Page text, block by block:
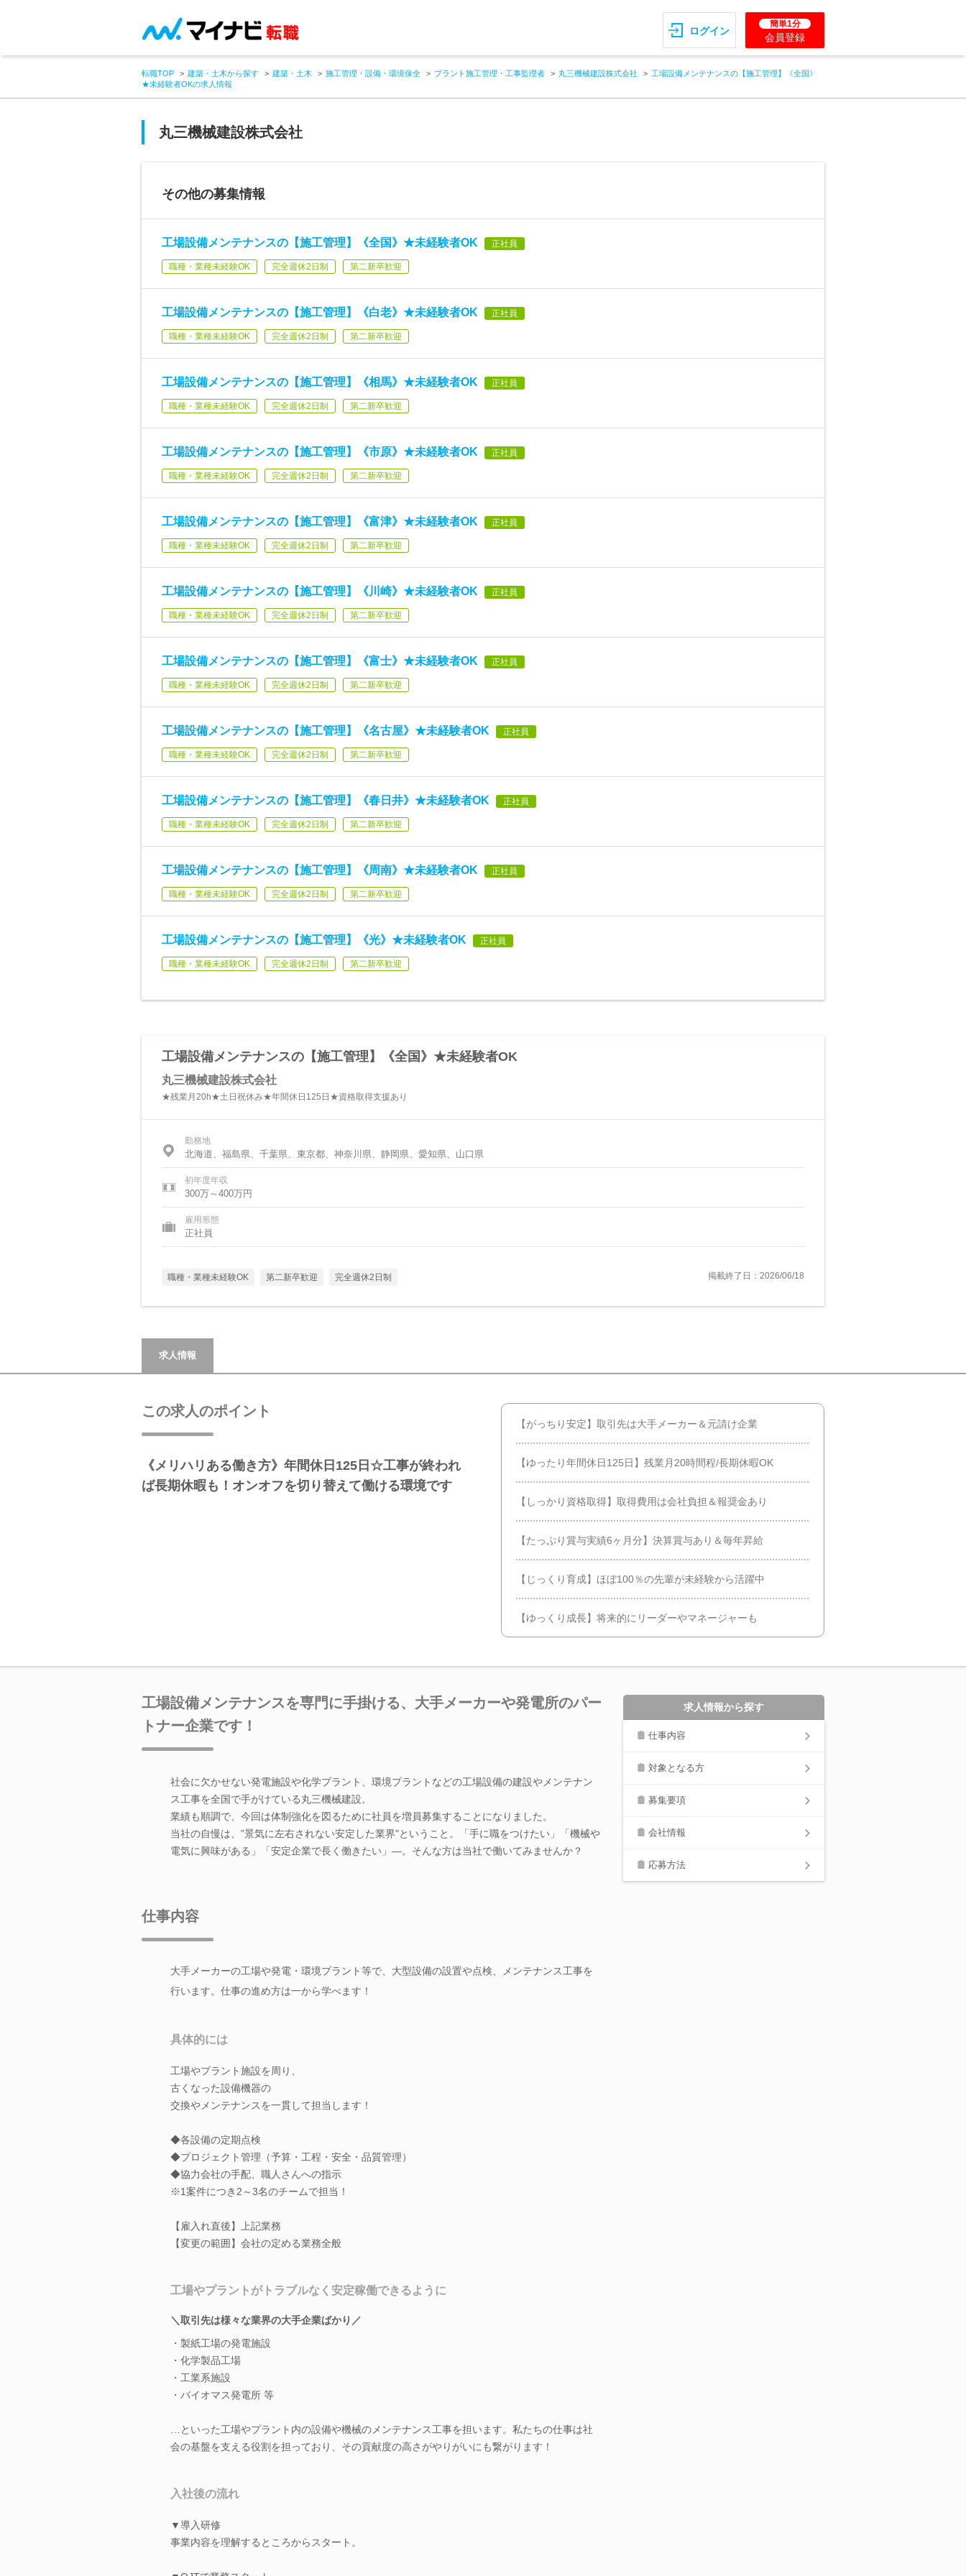
ログイン
簡単1分
会員登録
転職TOP 建築・土木から探す 建築・土木 施工管理・設備・環境保全 プラント施工管理・工事監理者 丸三機械建設株式会社
工場設備メンテナンスの【施工管理】《全国》
★未経験者OKの求人情報
丸三機械建設株式会社
その他の募集情報
工場設備メンテナンスの【施工管理】《全国》★未経験者OK 正社員
職種・業種未経験OK 完全週休2日制 第二新卒歓迎
工場設備メンテナンスの【施工管理】《白老》★未経験者OK 正社員
職種・業種未経験OK 完全週休2日制 第二新卒歓迎
工場設備メンテナンスの【施工管理】《相馬》★未経験者OK 正社員
職種・業種未経験OK 完全週休2日制 第二新卒歓迎
工場設備メンテナンスの【施工管理】《市原》★未経験者OK 正社員
職種・業種未経験OK 完全週休2日制 第二新卒歓迎
工場設備メンテナンスの【施工管理】《富津》★未経験者OK 正社員
職種・業種未経験OK 完全週休2日制 第二新卒歓迎
工場設備メンテナンスの【施工管理】《川崎》★未経験者OK 正社員
職種・業種未経験OK 完全週休2日制 第二新卒歓迎
工場設備メンテナンスの【施工管理】《富士》★未経験者OK 正社員
職種・業種未経験OK 完全週休2日制 第二新卒歓迎
工場設備メンテナンスの【施工管理】《名古屋》★未経験者OK 正社員
職種・業種未経験OK 完全週休2日制 第二新卒歓迎
工場設備メンテナンスの【施工管理】《春日井》★未経験者OK 正社員
職種・業種未経験OK 完全週休2日制 第二新卒歓迎
工場設備メンテナンスの【施工管理】《周南》★未経験者OK 正社員
職種・業種未経験OK 完全週休2日制 第二新卒歓迎
工場設備メンテナンスの【施工管理】《光》★未経験者OK 正社員
職種・業種未経験OK 完全週休2日制 第二新卒歓迎
工場設備メンテナンスの【施工管理】《全国》★未経験者OK
丸三機械建設株式会社
★残業月20h★土日祝休み★年間休日125日★資格取得支援あり
勤務地
北海道、福島県、千葉県、東京都、神奈川県、静岡県、愛知県、山口県
初年度年収
300万～400万円
雇用形態
正社員
職種・業種未経験OK 第二新卒歓迎 完全週休2日制 掲載終了日：2026/06/18
求人情報
この求人のポイント
《メリハリある働き方》年間休日125日☆工事が終われ
ば長期休暇も！オンオフを切り替えて働ける環境です
【がっちり安定】取引先は大手メーカー＆元請け企業
【ゆったり年間休日125日】残業月20時間程/長期休暇OK
【しっかり資格取得】取得費用は会社負担＆報奨金あり
【たっぷり賞与実績6ヶ月分】決算賞与あり＆毎年昇給
【じっくり育成】ほぼ100％の先輩が未経験から活躍中
【ゆっくり成長】将来的にリーダーやマネージャーも
工場設備メンテナンスを専門に手掛ける、大手メーカーや発電所のパー
トナー企業です！
社会に欠かせない発電施設や化学プラント、環境プラントなどの工場設備の建設やメンテナン
ス工事を全国で手がけている丸三機械建設。
業績も順調で、今回は体制強化を図るために社員を増員募集することになりました。
当社の自慢は、”景気に左右されない安定した業界"ということ。「手に職をつけたい」「機械や
電気に興味がある」「安定企業で長く働きたい」―。そんな方は当社で働いてみませんか？
仕事内容
大手メーカーの工場や発電・環境プラント等で、大型設備の設置や点検、メンテナンス工事を
行います。仕事の進め方は一から学べます！
具体的には
工場やプラント施設を周り、
古くなった設備機器の
交換やメンテナンスを一貫して担当します！
◆各設備の定期点検
◆プロジェクト管理（予算・工程・安全・品質管理）
◆協力会社の手配、職人さんへの指示
※1案件につき2～3名のチームで担当！
【雇入れ直後】上記業務
【変更の範囲】会社の定める業務全般
工場やプラントがトラブルなく安定稼働できるように
＼取引先は様々な業界の大手企業ばかり／
・製紙工場の発電施設
・化学製品工場
・工業系施設
・バイオマス発電所 等
…といった工場やプラント内の設備や機械のメンテナンス工事を担います。私たちの仕事は社
会の基盤を支える役割を担っており、その貢献度の高さがやりがいにも繋がります！
入社後の流れ
▼導入研修
事業内容を理解するところからスタート。
求人情報から探す
仕事内容
対象となる方
募集要項
会社情報
応募方法